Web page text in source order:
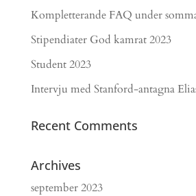
Kompletterande FAQ under
Stipendiater God kamrat 2023
Student 2023
Intervju med Stanford-antagna
Recent Comments
Archives
september 2023